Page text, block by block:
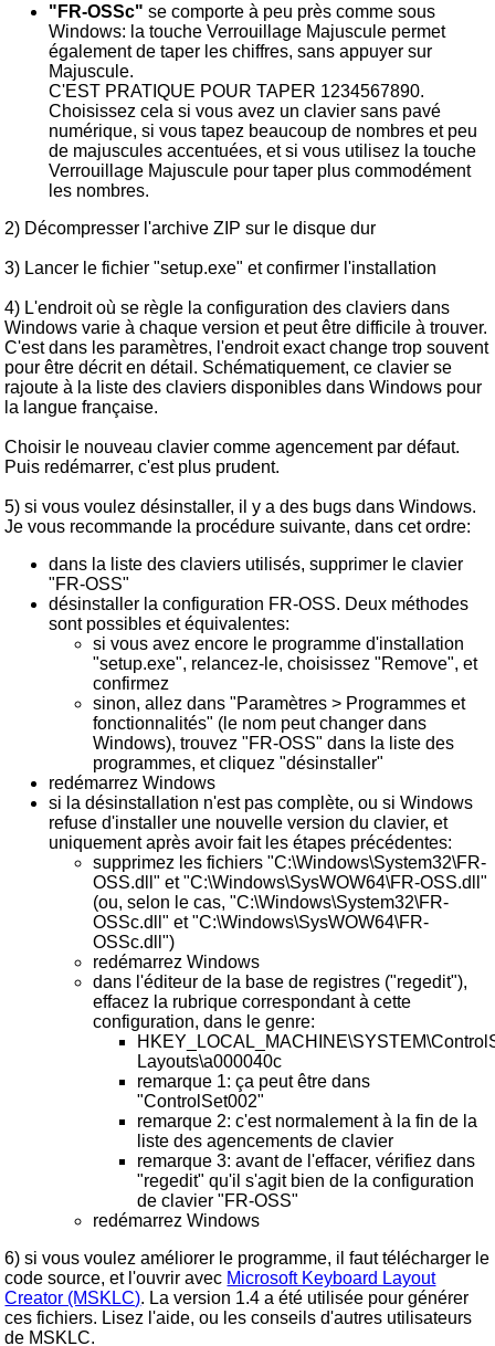
"FR-OSSc" se comporte à peu près comme sous
Windows: la touche Verrouillage Majuscule permet
également de taper les chiffres, sans appuyer sur
Majuscule.
C'EST PRATIQUE POUR TAPER 1234567890.
Choisissez cela si vous avez un clavier sans pavé
numérique, si vous tapez beaucoup de nombres et peu
de majuscules accentuées, et si vous utilisez la touche
Verrouillage Majuscule pour taper plus commodément
les nombres.
2) Décompresser l'archive ZIP sur le disque dur
3) Lancer le fichier "setup.exe" et confirmer l'installation
4) L'endroit où se règle la configuration des claviers dans
Windows varie à chaque version et peut être difficile à trouver.
C'est dans les paramètres, l'endroit exact change trop souvent
pour être décrit en détail. Schématiquement, ce clavier se
rajoute à la liste des claviers disponibles dans Windows pour
la langue française.
Choisir le nouveau clavier comme agencement par défaut.
Puis redémarrer, c'est plus prudent.
5) si vous voulez désinstaller, il y a des bugs dans Windows.
Je vous recommande la procédure suivante, dans cet ordre:
dans la liste des claviers utilisés, supprimer le clavier
"FR-OSS"
désinstaller la configuration FR-OSS. Deux méthodes
sont possibles et équivalentes:
si vous avez encore le programme d'installation
"setup.exe", relancez-le, choisissez "Remove", et
confirmez
sinon, allez dans "Paramètres > Programmes et
fonctionnalités" (le nom peut changer dans
Windows), trouvez "FR-OSS" dans la liste des
programmes, et cliquez "désinstaller"
redémarrez Windows
si la désinstallation n'est pas complète, ou si Windows
refuse d'installer une nouvelle version du clavier, et
uniquement après avoir fait les étapes précédentes:
supprimez les fichiers "C:\Windows\System32\FR-
OSS.dll" et "C:\Windows\SysWOW64\FR-OSS.dll"
(ou, selon le cas, "C:\Windows\System32\FR-
OSSc.dll" et "C:\Windows\SysWOW64\FR-
OSSc.dll")
redémarrez Windows
dans l'éditeur de la base de registres ("regedit"),
effacez la rubrique correspondant à cette
configuration, dans le genre:
Layouts\a000040c
remarque 1: ça peut être dans
"ControlSet002"
remarque 2: c'est normalement à la fin de la
liste des agencements de clavier
remarque 3: avant de l'effacer, vérifiez dans
"regedit" qu'il s'agit bien de la configuration
de clavier "FR-OSS"
redémarrez Windows
6) si vous voulez améliorer le programme, il faut télécharger le
code source, et l'ouvrir avec Microsoft Keyboard Layout
Creator (MSKLC). La version 1.4 a été utilisée pour générer
ces fichiers. Lisez l'aide, ou les conseils d'autres utilisateurs
de MSKLC.